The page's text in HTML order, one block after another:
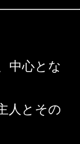
中心とな
人とその